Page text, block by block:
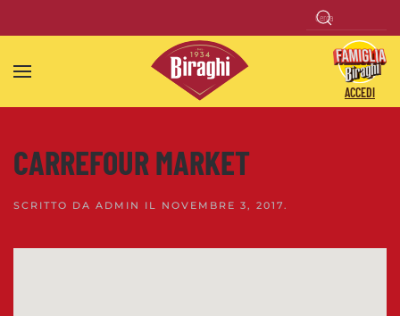
Skip to main content
ACCEDI
CARREFOUR MARKET
SCRITTO DA ADMIN IL NOVEMBRE 3, 2017.